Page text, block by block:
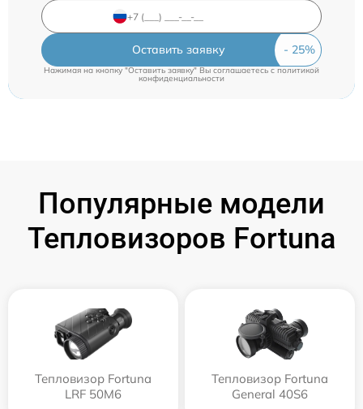
Оставить заявку
Нажимая на кнопку "Оставить заявку" Вы соглашаетесь c политикой
конфиденциальности
Популярные модели
Тепловизоров Fortuna
Тепловизор Fortuna
LRF 50M6
Тепловизор Fortuna
General 40S6